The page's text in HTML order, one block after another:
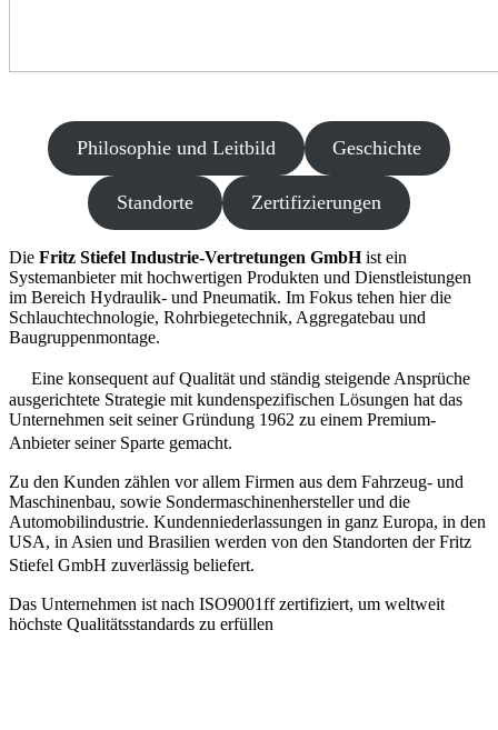
Philosophie und Leitbild Geschichte
Standorte Zertifizierungen
Die Fritz Stiefel Industrie-Vertretungen GmbHist ein
Systemanbieter mit hochwertigen Produkten und Dienstleistungen
im Bereich Hydraulik- und Pneumatik. Im Fokus tehen hier die
Schlauchtechnologie, Rohrbiegetechnik, Aggregatebau und
Baugruppenmontage.
Eine konsequent auf Qualität und ständig steigende Ansprüche
ausgerichtete Strategie mit kundenspezifischen Lösungen hat das
Unternehmen seit seiner Gründung 1962 zu einem Premium-
Anbieter seiner Sparte gemacht.
Zu den Kunden zählen vor allem Firmen aus dem Fahrzeug- und
Maschinenbau, sowie Sondermaschinenhersteller und die
Automobilindustrie. Kundenniederlassungen in ganz Europa, in den
USA, in Asien und Brasilien werden von den Standorten der Fritz
Stiefel GmbH zuverlässig beliefert.
Das Unternehmen ist nach ISO9001ff zertifiziert, um weltweit
höchste Qualitätsstandards zu erfüllen